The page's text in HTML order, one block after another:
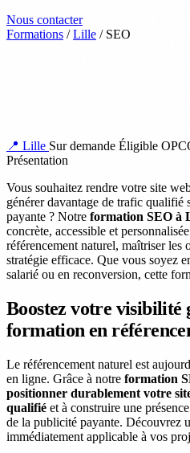
Nous contacter
Formations / Lille / SEO
📍 Lille Sur demande Éligible
Présentation
Vous souhaitez rendre votre site
générer davantage de trafic qualifié
payante ? Notre formation SEO à
concrète, accessible et
référencement naturel, maîtriser les
stratégie efficace. Que vous soyez
salarié ou en reconversion, cette
Boostez votre visibilité
formation en
Le référencement naturel est
en ligne. Grâce à notre formation
positionner durablement votre
qualifié et à construire une
de la publicité payante. Découvrez
immédiatement applicable à vos